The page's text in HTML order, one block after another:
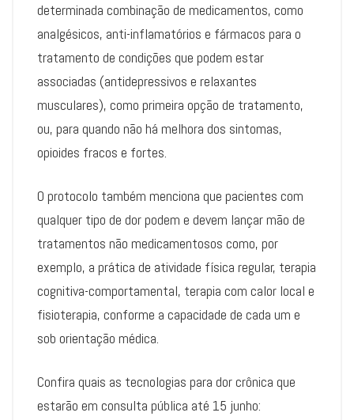
determinada combinação de medicamentos, como
analgésicos, anti-inflamatórios e fármacos para o
tratamento de condições que podem estar
associadas (antidepressivos e relaxantes
musculares), como primeira opção de tratamento,
ou, para quando não há melhora dos sintomas,
opioides fracos e fortes.
O protocolo também menciona que pacientes com
qualquer tipo de dor podem e devem lançar mão de
tratamentos não medicamentosos como, por
exemplo, a prática de atividade física regular, terapia
cognitiva-comportamental, terapia com calor local e
fisioterapia, conforme a capacidade de cada um e
sob orientação médica.
Confira quais as tecnologias para dor crônica que
estarão em consulta pública até 15 junho: